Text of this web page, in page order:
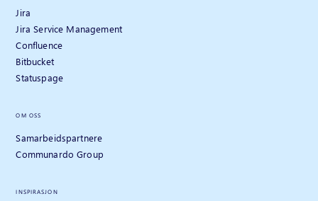
Jira
Jira Service Management
Confluence
Bitbucket
Statuspage
OM OSS
Samarbeidspartnere
Communardo Group
INSPIRASJON